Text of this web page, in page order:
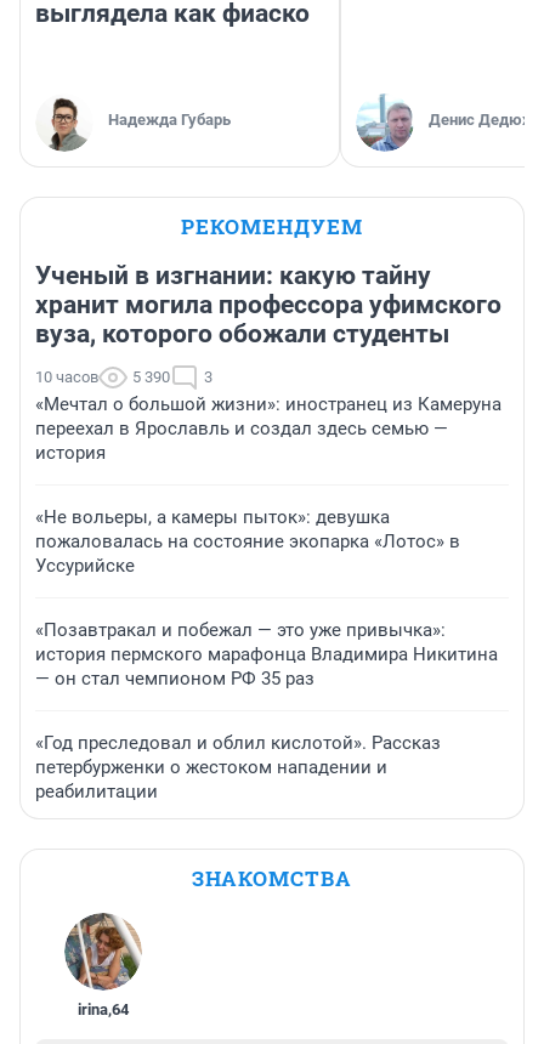
выглядела как фиаско
Надежда Губарь Денис
РЕКОМЕНДУЕМ
Ученый в изгнании: какую тайну
хранит могила профессора уфимского
вуза, которого обожали студенты
10 часов 5 390 3
«Мечтал о большой жизни»: иностранец из Камеруна
переехал в Ярославль и создал здесь семью —
история
«Не вольеры, а камеры пыток»: девушка
пожаловалась на состояние экопарка «Лотос» в
Уссурийске
«Позавтракал и побежал — это уже привычка»:
история пермского марафонца Владимира Никитина
— он стал чемпионом РФ 35 раз
«Год преследовал и облил кислотой». Рассказ
петербурженки о жестоком нападении и
реабилитации
ЗНАКОМСТВА
irina,64